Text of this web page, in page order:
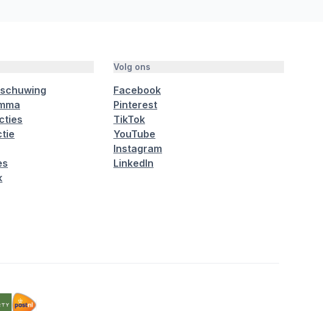
Volg ons
Facebook
Pinterest
TikTok
YouTube
Instagram
LinkedIn